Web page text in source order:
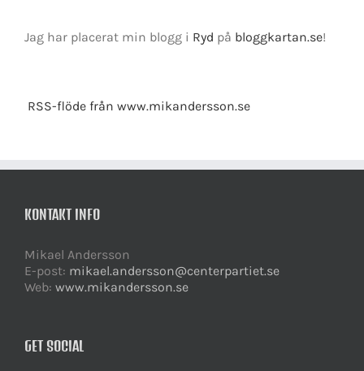
Jag har placerat min blogg i Ryd på bloggkartan.se!
RSS-flöde från www.mikandersson.se
KONTAKT INFO
Mikael Andersson
E-post: mikael.andersson@centerpartiet.se
Web: www.mikandersson.se
GET SOCIAL